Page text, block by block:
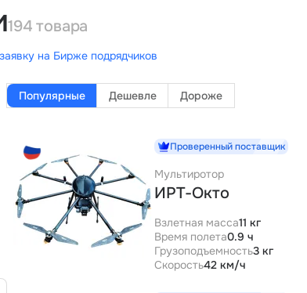
194 товара
на Бирже подрядчиков
Популярные Дешевле Дороже
Проверенный поставщик
Мультиротор
ИРТ-Окто
Взлетная масса11 кг
Время полета0.9 ч
Грузоподъемность3 кг
Скорость42 км/ч